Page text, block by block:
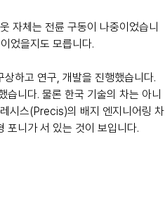
자체는 전륜 구동이 나중이었습니
었을지도 모릅니다.
하고 연구, 개발을 진행했습니다.
니다. 물론 한국 기술의 차는 아니
시스(Precis)의 배지 엔지니어링 차
포니가 서 있는 것이 보입니다.